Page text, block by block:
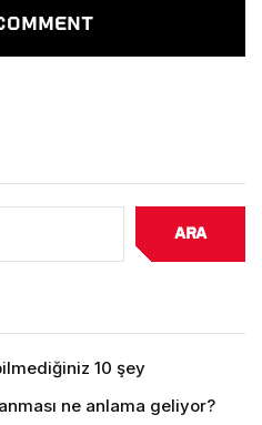
Ara
10 şey
ne anlama geliyor?